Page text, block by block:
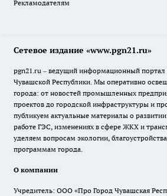
Рекламодателям
Сетевое издание «www.pgn21.ru»
pgn21.ru – ведущий информационный портал
Чувашской Республики. Мы оперативно
города: от новостей промышленных
проектов до городской инфраструктуры и
публикуем актуальные материалы о
работе ГЭС, изменениях в сфере ЖКХ и
уделяем вопросам экологии,
программам города.
О компании
Учредитель: ООО «Про Город Чувашская